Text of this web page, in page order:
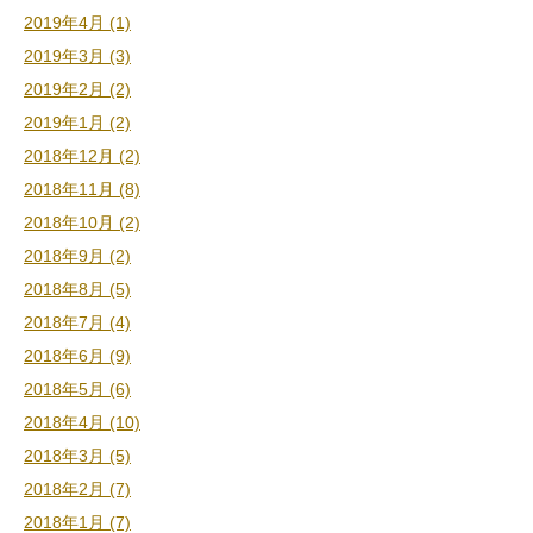
2019年4月 (1)
2019年3月 (3)
2019年2月 (2)
2019年1月 (2)
2018年12月 (2)
2018年11月 (8)
2018年10月 (2)
2018年9月 (2)
2018年8月 (5)
2018年7月 (4)
2018年6月 (9)
2018年5月 (6)
2018年4月 (10)
2018年3月 (5)
2018年2月 (7)
2018年1月 (7)